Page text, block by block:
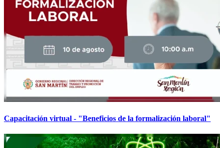
Capacitación virtual - "Beneficios de la formalización laboral"